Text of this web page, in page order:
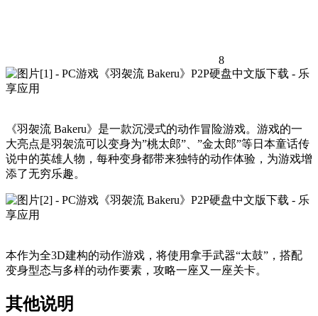
8
《羽袈流 Bakeru》是一款沉浸式的动作冒险游戏。游戏的一
大亮点是羽袈流可以变身为”桃太郎”、”金太郎”等日本童话传
说中的英雄人物，每种变身都带来独特的动作体验，为游戏增
添了无穷乐趣。
本作为全3D建构的动作游戏，将使用拿手武器“太鼓”，搭配
变身型态与多样的动作要素，攻略一座又一座关卡。
其他说明